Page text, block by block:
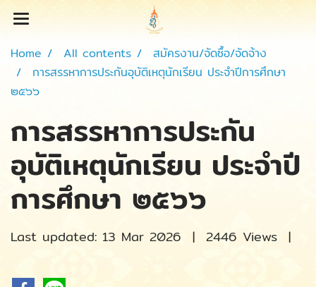
Home All contents
สมัครงาน/จัดซื้อ/จัดจ้าง
การสรรหาการประกันอุบัติเหตุนักเรียน ประจำปีการศึกษา
๒๕๖๖
การสรรหาการประกัน
อุบัติเหตุนักเรียน ประจำปี
การศึกษา ๒๕๖๖
Last updated: 13 Mar 2026 | 2446 Views |